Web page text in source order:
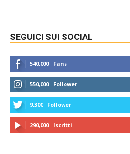
SEGUICI SUI SOCIAL
540,000 Fans
550,000 Follower
9,300 Follower
290,000 Iscritti